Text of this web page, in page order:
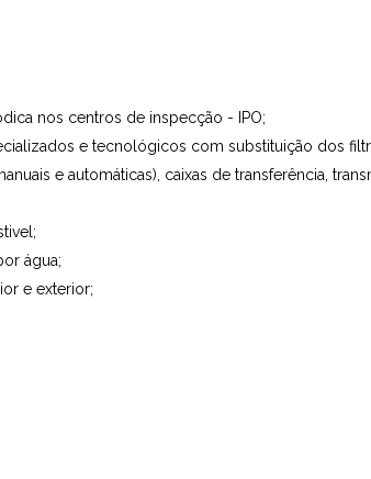
nos centros de inspecção - IPO;
e tecnológicos com substituição dos
e automáticas), caixas de transferência,
água;
e exterior;